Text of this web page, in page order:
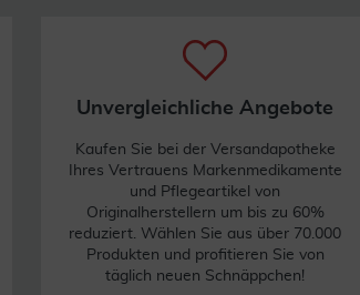
Unvergleichliche Angebote
Kaufen Sie bei der Versandapotheke
Ihres Vertrauens Markenmedikamente
und Pflegeartikel von
Originalherstellern um bis zu 60%
reduziert. Wählen Sie aus über 70.000
Produkten und profitieren Sie von
täglich neuen Schnäppchen!